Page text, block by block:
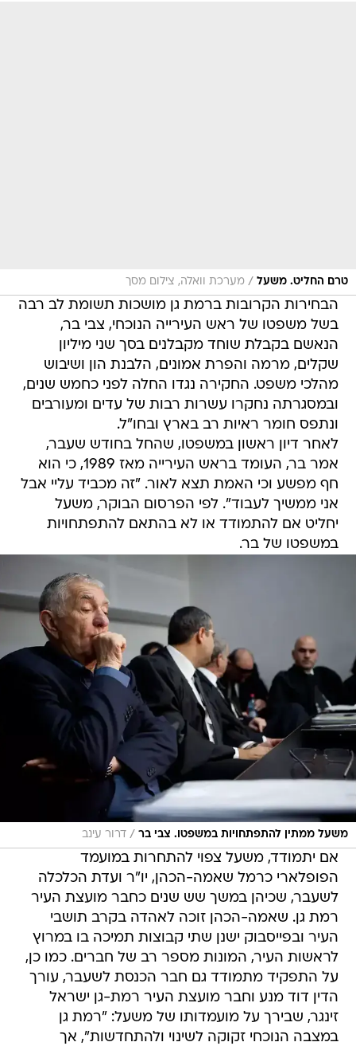
טרם החליט. משעל / מערכת וואלה, צילום מסך
הבחירות הקרובות ברמת גן מושכות תשומת לב רבה
בשל משפטו של ראש העירייה הנוכחי, צבי בר,
הנאשם בקבלת שוחד מקבלנים בסך שני מיליון
שקלים, מרמה והפרת אמונים, הלבנת הון ושיבוש
מהלכי משפט. החקירה נגדו החלה לפני כחמש שנים,
ובמסגרתה נחקרו עשרות רבות של עדים ומעורבים
ונתפס חומר ראיות רב בארץ ובחו"ל.
לאחר דיון ראשון במשפטו, שהחל בחודש שעבר,
אמר בר, העומד בראש העירייה מאז 1989, כי הוא
חף מפשע וכי האמת תצא לאור. "זה מכביד עליי אבל
אני ממשיך לעבוד". לפי הפרסום הבוקר, משעל
יחליט אם להתמודד או לא בהתאם להתפתחויות
במשפטו של בר.
משעל ממתין להתפתחויות במשפטו. צבי בר / דרור עינב
אם יתמודד, משעל צפוי להתחרות במועמד
הפופלארי כרמל שאמה-הכהן, יו"ר ועדת הכלכלה
לשעבר, שכיהן במשך שש שנים כחבר מועצת העיר
רמת גן. שאמה-הכהן זוכה לאהדה בקרב תושבי
העיר ובפייסבוק ישנן שתי קבוצות תמיכה בו במרוץ
לראשות העיר, המונות מספר רב של חברים. כמו כן,
על התפקיד מתמודד גם חבר הכנסת לשעבר, עורך
הדין דוד מנע וחבר מועצת העיר רמת-גן ישראל
זינגר, שבירך על מועמדותו של משעל: "רמת גן
במצבה הנוכחי זקוקה לשינוי ולהתחדשות", אך